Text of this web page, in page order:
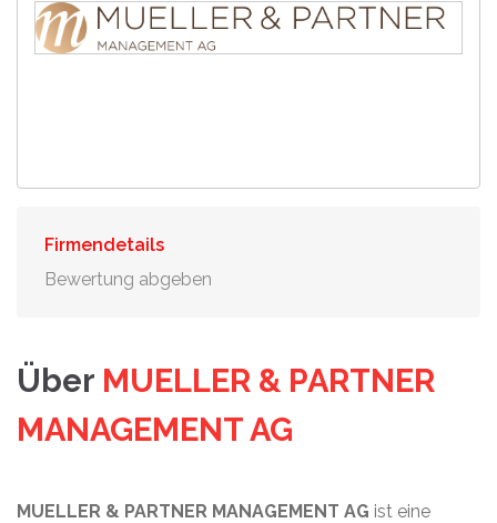
Firmendetails
Bewertung abgeben
Über MUELLER & PARTNER
MANAGEMENT AG
MUELLER & PARTNER MANAGEMENT AG ist eine